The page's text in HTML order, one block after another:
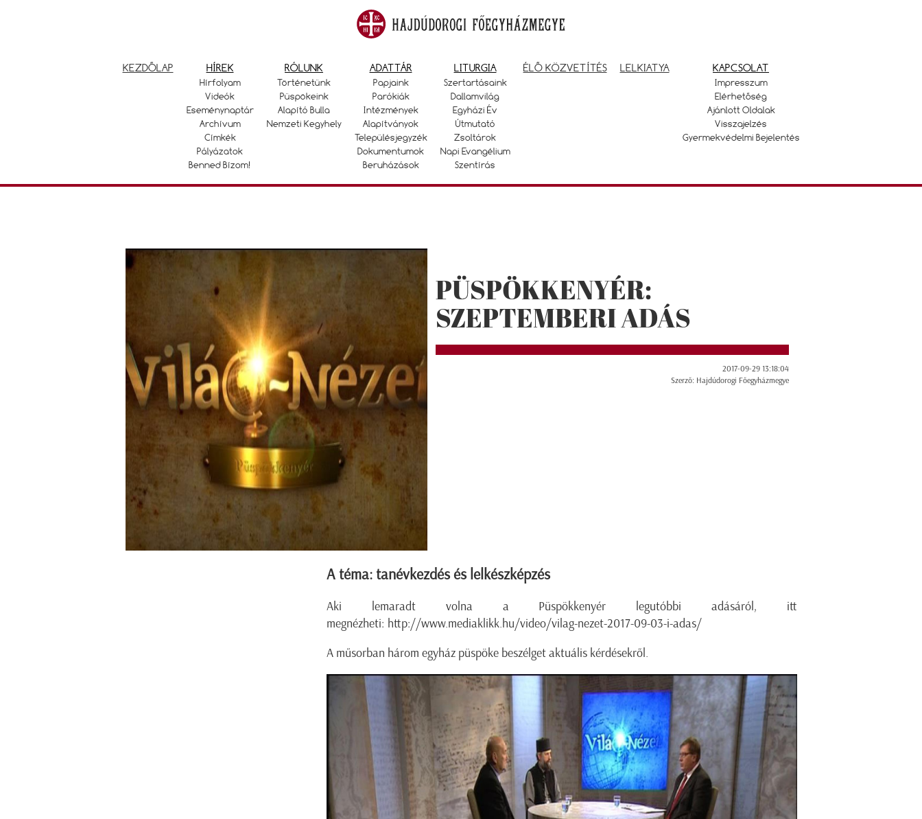
KEZDŐLAP HÍREK
Hírfolyam
Videók
Eseménynaptár
Archívum
Címkék
Pályázatok
Benned Bízom!
RÓLUNK
Történetünk
Püspökeink
Alapító Bulla
Nemzeti Kegyhely
ADATTÁR
Papjaink
Parókiák
Intézmények
Alapítványok
Településjegyzék
Dokumentumok
Beruházások
LITURGIA
Szertartásaink
Dallamvilág
Egyházi Év
Útmutató
Zsoltárok
Napi Evangélium
Szentírás
ÉLŐ KÖZVETÍTÉS LELKIATYA KAPCSOLAT
Impresszum
Elérhetőség
Ajánlott Oldalak
Visszajelzés
Gyermekvédelmi Bejelentés
PÜSPÖKKENYÉR:
SZEPTEMBERI ADÁS
2017-09-29 13:18:04
Szerző: Hajdúdorogi Főegyházmegye
A téma: tanévkezdés és lelkészképzés
Aki lemaradt volna a Püspökkenyér legutóbbi adásáról, itt
megnézheti: http://www.mediaklikk.hu/video/vilag-nezet-2017-09-03-i-adas/
A műsorban három egyház püspöke beszélget aktuális kérdésekről.